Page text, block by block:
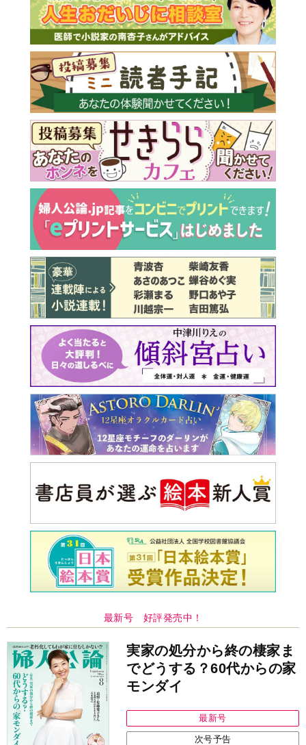
最新号 好評発売中！
実家の処分から終の棲家ま
でどうする？60代からの家
モンダイ
最新号
次号予告